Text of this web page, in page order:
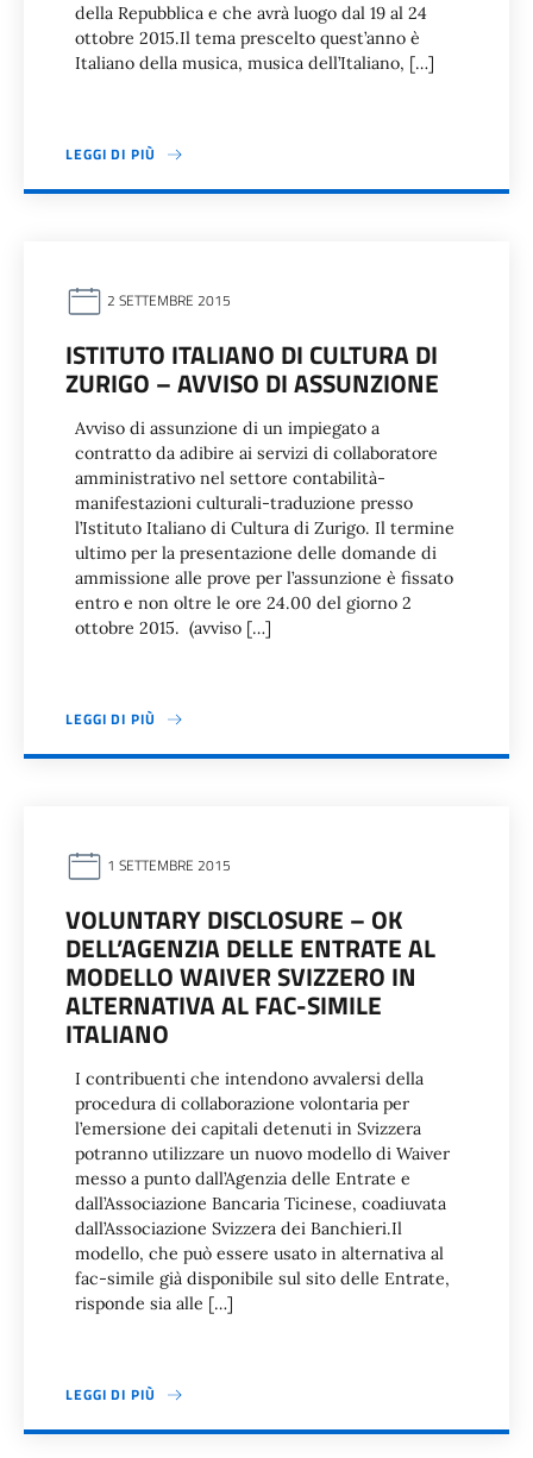
della Repubblica e che avrà luogo dal 19 al 24
ottobre 2015.Il tema prescelto quest’anno è
Italiano della musica, musica dell’Italiano, […]
LEGGI DI PIÙ
2 SETTEMBRE 2015
ISTITUTO ITALIANO DI CULTURA DI
ZURIGO – AVVISO DI ASSUNZIONE
Avviso di assunzione di un impiegato a
contratto da adibire ai servizi di collaboratore
amministrativo nel settore contabilità-
manifestazioni culturali-traduzione presso
l’Istituto Italiano di Cultura di Zurigo. Il termine
ultimo per la presentazione delle domande di
ammissione alle prove per l’assunzione è fissato
entro e non oltre le ore 24.00 del giorno 2
ottobre 2015. (avviso […]
LEGGI DI PIÙ
1 SETTEMBRE 2015
VOLUNTARY DISCLOSURE – OK
DELL’AGENZIA DELLE ENTRATE AL
MODELLO WAIVER SVIZZERO IN
ALTERNATIVA AL FAC-SIMILE
ITALIANO
I contribuenti che intendono avvalersi della
procedura di collaborazione volontaria per
l’emersione dei capitali detenuti in Svizzera
potranno utilizzare un nuovo modello di Waiver
messo a punto dall’Agenzia delle Entrate e
dall’Associazione Bancaria Ticinese, coadiuvata
dall’Associazione Svizzera dei Banchieri.Il
modello, che può essere usato in alternativa al
fac-simile già disponibile sul sito delle Entrate,
risponde sia alle […]
LEGGI DI PIÙ